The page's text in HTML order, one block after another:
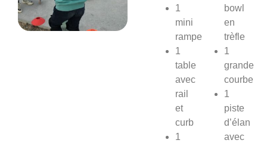
1
mini
rampe
1
table
avec
rail
et
curb
1
bowl
en
trèfle
1
grande
courbe
1
piste
d’élan
avec